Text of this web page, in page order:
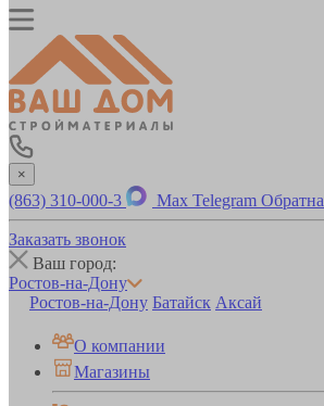
×
(863) 310-000-3 Max Telegram
Заказать звонок
Ваш город:
Ростов-на-Дону
Ростов-на-Дону Батайск Аксай
О компании
Магазины